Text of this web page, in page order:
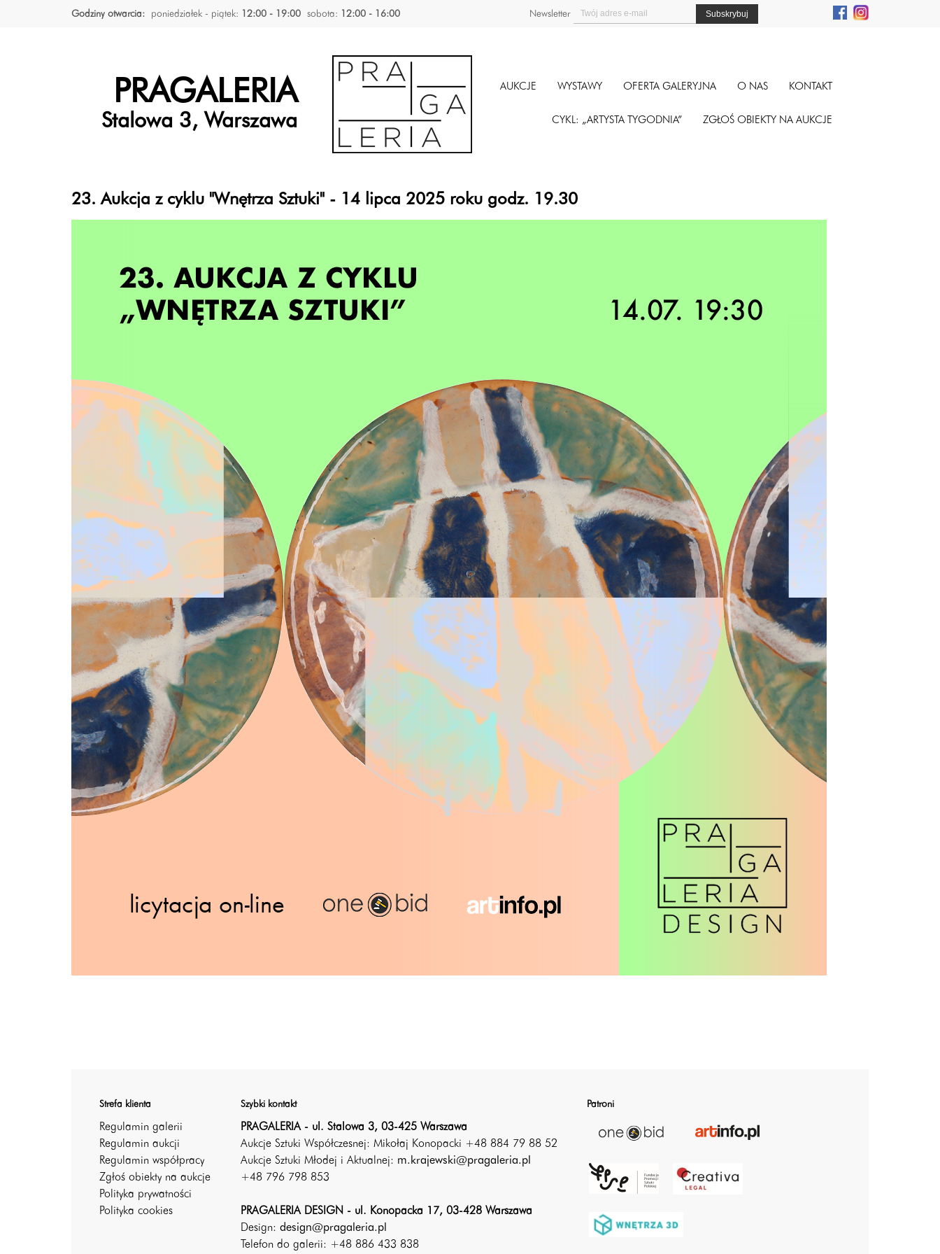
Godziny otwarcia: poniedziałek - piątek: 12:00 - 19:00 sobota: 12:00 - 16:00 Newsletter
PRAGALERIA
Stalowa 3, Warszawa
AUKCJE WYSTAWY OFERTA GALERYJNA O NAS KONTAKT
CYKL: „ARTYSTA TYGODNIA” ZGŁOŚ OBIEKTY NA AUKCJE
23. Aukcja z cyklu "Wnętrza Sztuki" - 14 lipca 2025 roku godz. 19.30
Strefa klienta
Regulamin galerii
Regulamin aukcji
Regulamin współpracy
Zgłoś obiekty na aukcje
Polityka prywatności
Polityka cookies
Szybki kontakt
PRAGALERIA - ul. Stalowa 3, 03-425 Warszawa
Aukcje Sztuki Współczesnej: Mikołaj Konopacki +48 884 79 88 52
Aukcje Sztuki Młodej i Aktualnej: m.krajewski@pragaleria.pl
+48 796 798 853
PRAGALERIA DESIGN - ul. Konopacka 17, 03-428 Warszawa
Design: design@pragaleria.pl
Telefon do galerii: +48 886 433 838
Patroni